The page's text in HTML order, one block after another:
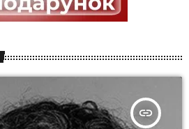
insert_link